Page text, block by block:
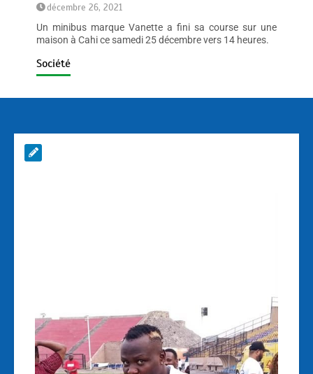
décembre 26, 2021
Un minibus marque Vanette a fini sa course sur une
maison à Cahi ce samedi 25 décembre vers 14 heures.
Société